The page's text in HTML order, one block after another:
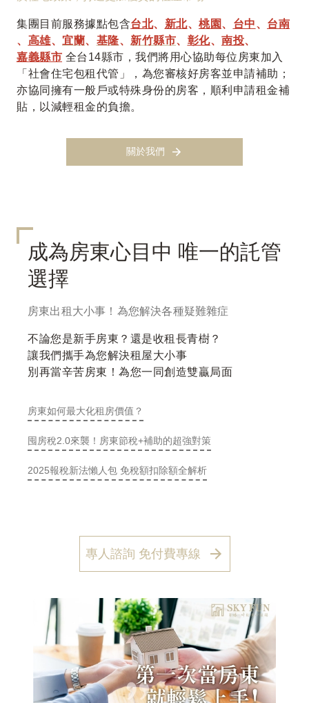
集團目前服務據點包含台北、 新北、 桃園、 台中、 台南
、 高雄、 宜蘭、 基隆、 新竹縣市、 彰化、 南投、
嘉義縣市 全台14縣市，我們將用心協助每位房東加入
「社會住宅包租代管」，為您審核好房客並申請補助；
亦協同擁有一般戶或特殊身份的房客，順利申請租金補
貼，以減輕租金的負擔。
關於我們
成為房東心目中 唯一的託管
選擇
房東出租大小事！為您解決各種疑難雜症
不論您是新手房東？還是收租長青樹？
讓我們攜手為您解決租屋大小事
別再當辛苦房東！為您一同創造雙贏局面
房東如何最大化租房價值？
囤房稅2.0來襲！房東節稅+補助的超強對策
2025報稅新法懶人包 免稅額扣除額全解析
專人諮詢 免付費專線